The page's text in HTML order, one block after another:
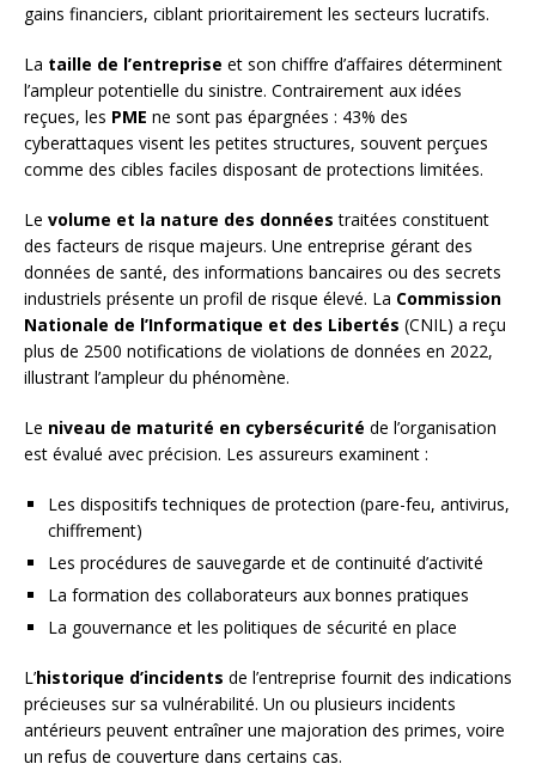
gains financiers, ciblant prioritairement les secteurs lucratifs.
La taille de l’entreprise et son chiffre d’affaires déterminent
l’ampleur potentielle du sinistre. Contrairement aux idées
reçues, les PME ne sont pas épargnées : 43% des
cyberattaques visent les petites structures, souvent perçues
comme des cibles faciles disposant de protections limitées.
Le volume et la nature des données traitées constituent
des facteurs de risque majeurs. Une entreprise gérant des
données de santé, des informations bancaires ou des secrets
industriels présente un profil de risque élevé. La Commission
Nationale de l’Informatique et des Libertés (CNIL) a reçu
plus de 2500 notifications de violations de données en 2022,
illustrant l’ampleur du phénomène.
Le niveau de maturité en cybersécurité de l’organisation
est évalué avec précision. Les assureurs examinent :
Les dispositifs techniques de protection (pare-feu, antivirus,
chiffrement)
Les procédures de sauvegarde et de continuité d’activité
La formation des collaborateurs aux bonnes pratiques
La gouvernance et les politiques de sécurité en place
L’historique d’incidents de l’entreprise fournit des indications
précieuses sur sa vulnérabilité. Un ou plusieurs incidents
antérieurs peuvent entraîner une majoration des primes, voire
un refus de couverture dans certains cas.